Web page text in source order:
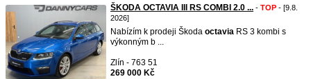
ŠKODA OCTAVIA III RS COMBI 2.0 ... - TOP - [9.8.
2026]
Nabízím k prodeji Škoda octavia RS 3 kombi s
výkonným b ...
Zlín - 763 51
269 000 Kč